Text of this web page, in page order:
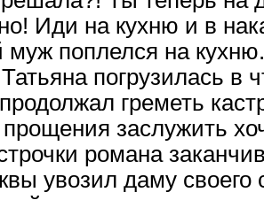
Иди на кухню и в
муж поплелся на
погрузилась в
греметь
прощения заслужить
романа
увозил даму своего